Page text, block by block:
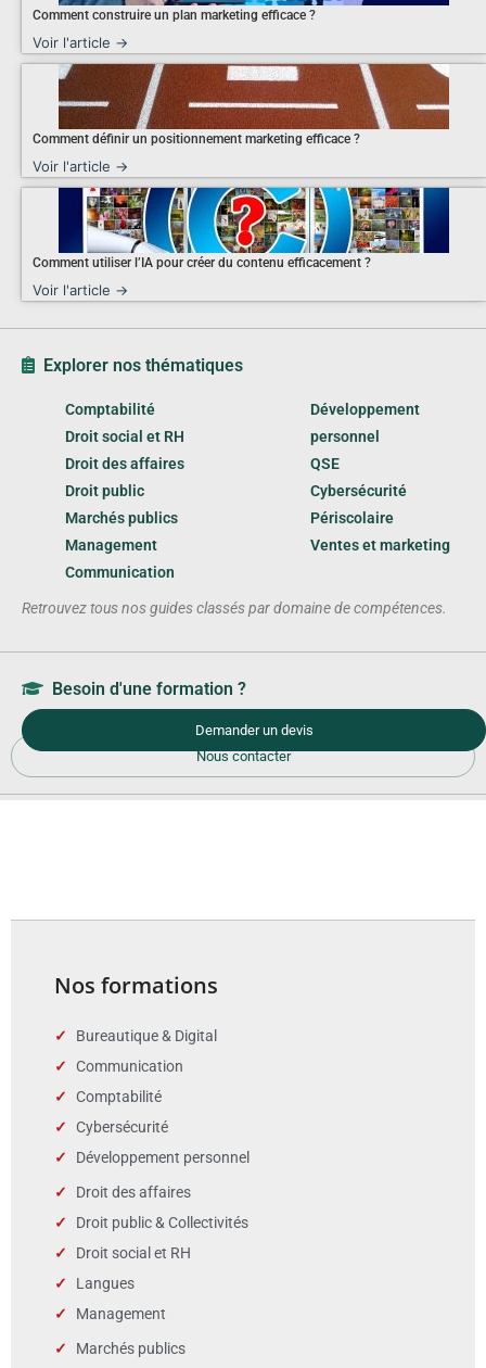
Comment construire un plan marketing efficace ?
Voir l'article →
Comment définir un positionnement marketing efficace ?
Voir l'article →
Comment utiliser l’IA pour créer du contenu efficacement ?
Voir l'article →
Explorer nos thématiques
Comptabilité
Droit social et RH
Droit des affaires
Droit public
Marchés publics
Management
Communication
Développement
personnel
QSE
Cybersécurité
Périscolaire
Ventes et marketing
Retrouvez tous nos guides classés par domaine de compétences.
Besoin d'une formation ?
Demander un devis
Nous contacter
Nos formations
Bureautique & Digital
Communication
Comptabilité
Cybersécurité
Développement personnel
Droit des affaires
Droit public & Collectivités
Droit social et RH
Langues
Management
Marchés publics